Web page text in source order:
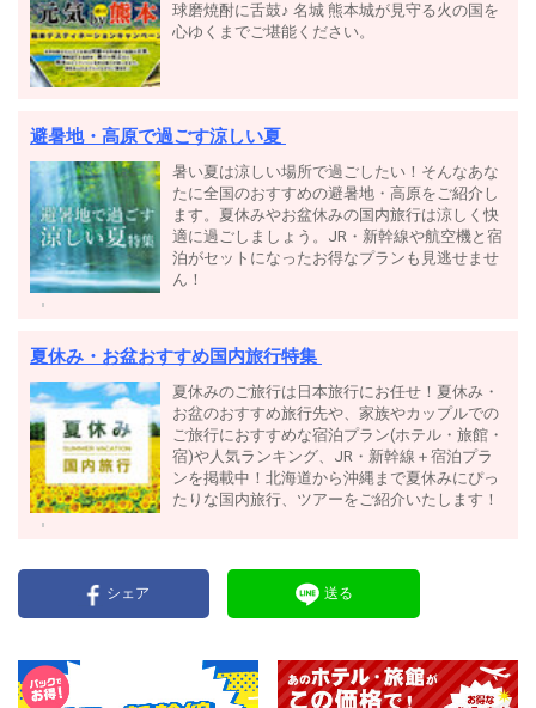
球磨焼酎に舌鼓♪ 名城 熊本城が見守る火の国を
心ゆくまでご堪能ください。
避暑地・高原で過ごす涼しい夏
暑い夏は涼しい場所で過ごしたい！そんなあな
たに全国のおすすめの避暑地・高原をご紹介し
ます。夏休みやお盆休みの国内旅行は涼しく快
適に過ごしましょう。JR・新幹線や航空機と宿
泊がセットになったお得なプランも見逃せませ
ん！
夏休み・お盆おすすめ国内旅行特集
夏休みのご旅行は日本旅行にお任せ！夏休み・
お盆のおすすめ旅行先や、家族やカップルでの
ご旅行におすすめな宿泊プラン(ホテル・旅館・
宿)や人気ランキング、JR・新幹線＋宿泊プラ
ンを掲載中！北海道から沖縄まで夏休みにぴっ
たりな国内旅行、ツアーをご紹介いたします！
シェア 送る